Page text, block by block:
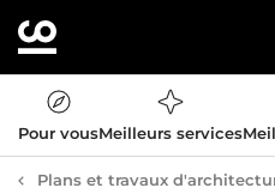
Pour vousMeilleurs services
Plans et travaux